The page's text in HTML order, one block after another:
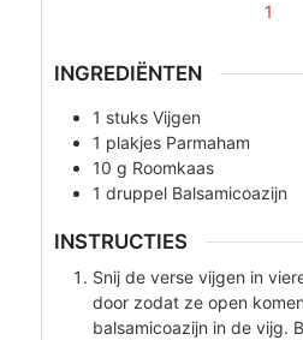
1
INGREDIËNTEN
1 stuks Vijgen
1 plakjes Parmaham
10 g Roomkaas
1 druppel Balsamicoazijn
INSTRUCTIES
Snij de verse vijgen in
door zodat ze open
balsamicoazijn in de vijg.